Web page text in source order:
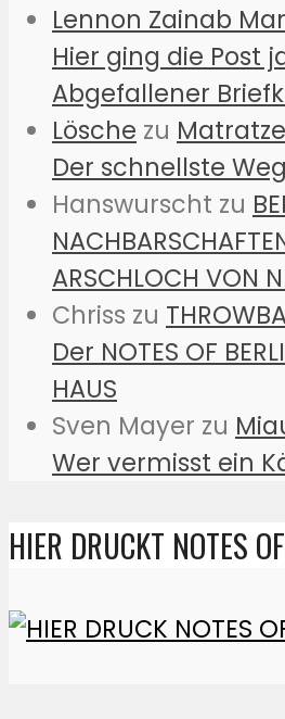
Lennon Zainab
Hier ging die Post
Abgefallener
Lösche zu
Der schnellste Weg
Hanswurscht zu
ARSCHLOCH VON
Chriss zu
Der NOTES OF
HAUS
Sven Mayer zu
Wer vermisst ein
HIER DRUCKT NOTES